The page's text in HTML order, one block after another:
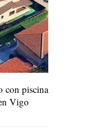
con piscina
Vigo